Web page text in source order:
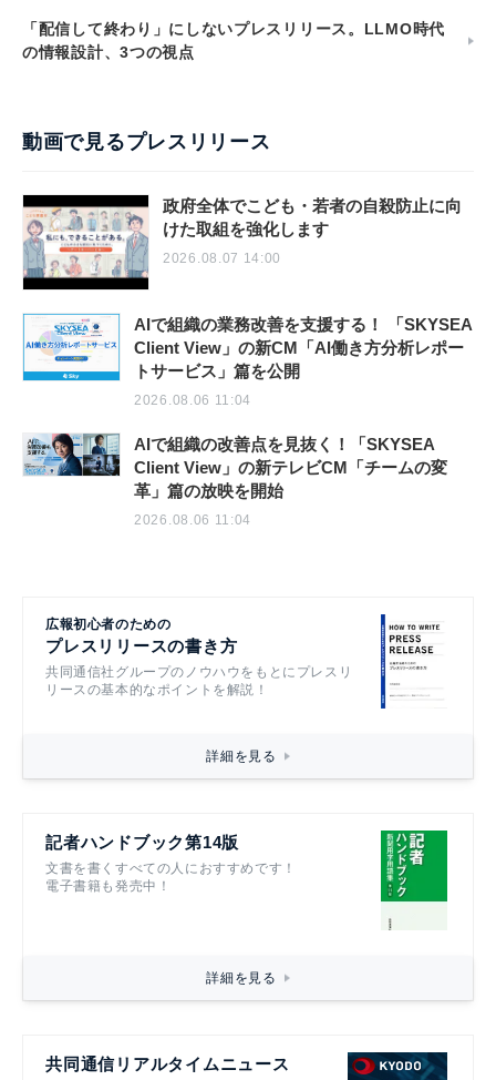
「配信して終わり」にしないプレスリリース。LLMO時代
の情報設計、3つの視点
動画で見るプレスリリース
政府全体でこども・若者の自殺防止に向
けた取組を強化します
2026.08.07 14:00
AIで組織の業務改善を支援する！ 「SKYSEA
Client View」の新CM「AI働き方分析レポー
トサービス」篇を公開
2026.08.06 11:04
AIで組織の改善点を見抜く！「SKYSEA
Client View」の新テレビCM「チームの変
革」篇の放映を開始
2026.08.06 11:04
広報初心者のための
プレスリリースの書き方
共同通信社グループのノウハウをもとにプレスリ
リースの基本的なポイントを解説！
詳細を見る
記者ハンドブック第14版
文書を書くすべての人におすすめです！
電子書籍も発売中！
詳細を見る
共同通信リアルタイムニュース